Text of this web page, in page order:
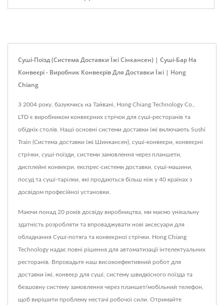
Суші-Поїзд (Система Доставки Їжі Сінкансен) | Суші-Бар На
Конвеєрі - Виробник Конвеєрів Для Доставки Їжі | Hong
Chiang
З 2004 року, базуючись на Тайвані, Hong Chiang Technology Co.,
LTD є виробником конвеєрних стрічок для суші-ресторанів та
обідніх столів. Наші основні системи доставки їжі включають Sushi
Train (Система доставки їжі Шинкансен), суші-конвеєри, конвеєрні
стрічки, суші-поїзди, системи замовлення через планшети,
дисплейні конвеєри, експрес-системи доставки, суші-машини,
посуд та суші-тарілки, які продаються більш ніж у 40 країнах з
досвідом професійної установки.
Маючи понад 20 років досвіду виробництва, ми маємо унікальну
здатність розробляти та впроваджувати нові аксесуари для
обладнання Суші-потяга та конвеєрної стрічки. Hong Chiang
Technology надає повні рішення для автоматизації інтелектуальних
ресторанів. Впровадьте наш високоефективний робот для
доставки їжі, конвеєр для суші, систему швидкісного поїзда та
безшовну систему замовлення через планшет/мобільний телефон,
щоб вирішити проблему нестачі робочої сили. Отримайте